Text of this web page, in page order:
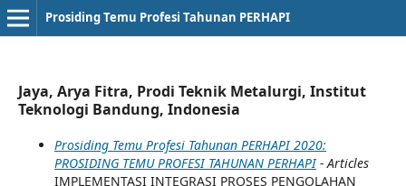
Prosiding Temu Profesi Tahunan PERHAPI
Jaya, Arya Fitra, Prodi Teknik Metalurgi, Institut
Teknologi Bandung, Indonesia
Prosiding Temu Profesi Tahunan PERHAPI 2020:
PROSIDING TEMU PROFESI TAHUNAN PERHAPI- Articles
IMPLEMENTASI INTEGRASI PROSES PENGOLAHAN